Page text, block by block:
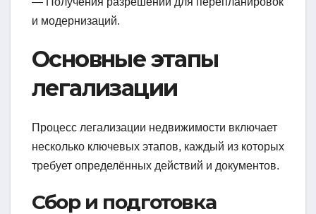
и модернизаций.
Основные этапы
легализации
Процесс легализации недвижимости включает
несколько ключевых этапов, каждый из которых
требует определённых действий и документов.
Сбор и подготовка